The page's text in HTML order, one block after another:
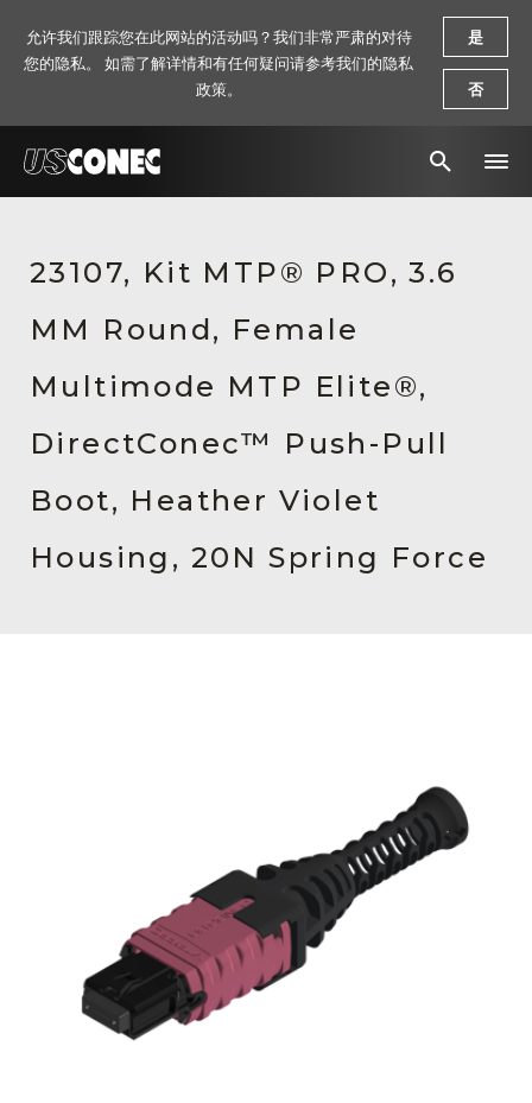
解决方案
产品
资源
关于我们
23107, Kit MTP® PRO, 3.6
MM Round, Female
Multimode MTP Elite®,
DirectConec™ Push-Pull
Boot, Heather Violet
Housing, 20N Spring Force
允许我们跟踪您在此网站的活动吗？我们非常严肃的对待
您的隐私。 如需了解详情和有任何疑问请参考我们的隐私
政策。
是
否